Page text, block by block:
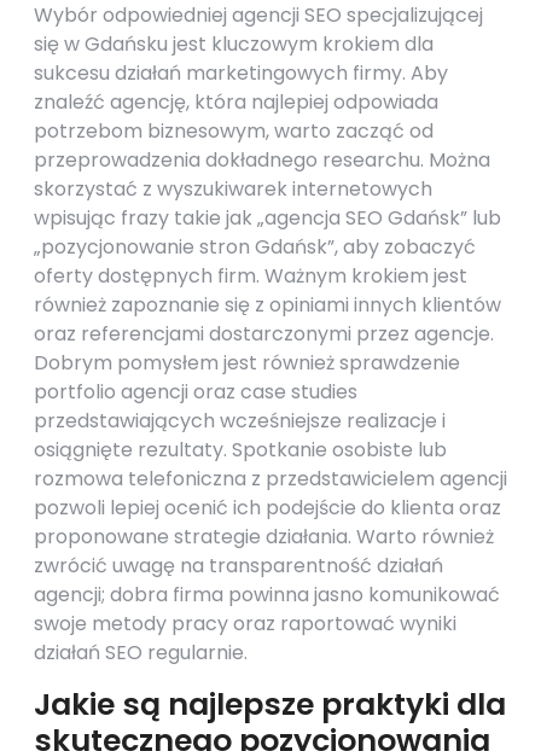
Wybór odpowiedniej agencji SEO specjalizującej
się w Gdańsku jest kluczowym krokiem dla
sukcesu działań marketingowych firmy. Aby
znaleźć agencję, która najlepiej odpowiada
potrzebom biznesowym, warto zacząć od
przeprowadzenia dokładnego researchu. Można
skorzystać z wyszukiwarek internetowych
wpisując frazy takie jak „agencja SEO Gdańsk” lub
„pozycjonowanie stron Gdańsk”, aby zobaczyć
oferty dostępnych firm. Ważnym krokiem jest
również zapoznanie się z opiniami innych klientów
oraz referencjami dostarczonymi przez agencje.
Dobrym pomysłem jest również sprawdzenie
portfolio agencji oraz case studies
przedstawiających wcześniejsze realizacje i
osiągnięte rezultaty. Spotkanie osobiste lub
rozmowa telefoniczna z przedstawicielem agencji
pozwoli lepiej ocenić ich podejście do klienta oraz
proponowane strategie działania. Warto również
zwrócić uwagę na transparentność działań
agencji; dobra firma powinna jasno komunikować
swoje metody pracy oraz raportować wyniki
działań SEO regularnie.
Jakie są najlepsze praktyki dla
skutecznego pozycjonowania